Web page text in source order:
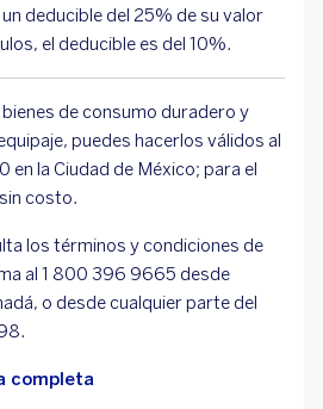
deducible del 25% de su valor
el deducible es del 10%.
de consumo duradero y
puedes hacerlos válidos al
en la Ciudad de México; para el
costo.
los términos y condiciones de
al 1 800 396 9665 desde
o desde cualquier parte del
completa